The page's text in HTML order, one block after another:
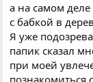
а на самом
с бабкой в
Я уже
папик сказал
при моей
познакомиться